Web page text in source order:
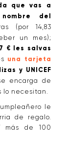
que vas a
del
(por 14,83
un mes);
€ les salvas
una tarjeta
y UNICEF
encarga de
lo necesitan.
le
de regalo.
más de 100